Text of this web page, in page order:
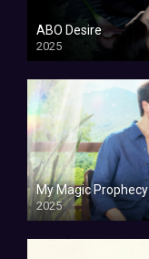
ABO Desire
2025
My Magic Prophecy
2025